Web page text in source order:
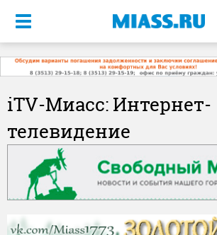
Меню
iTV-Миасс: Интернет-
телевидение